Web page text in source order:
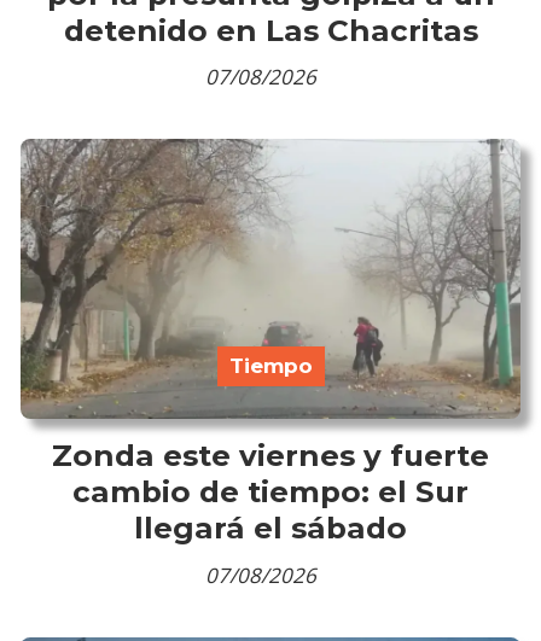
detenido en Las Chacritas
07/08/2026
Zonda este viernes y fuerte
cambio de tiempo: el Sur
llegará el sábado
Tiempo
07/08/2026